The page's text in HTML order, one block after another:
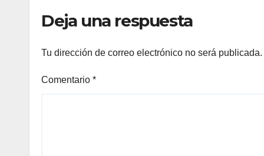
Deja una respuesta
Tu dirección de correo electrónico no será publicada.
Comentario *